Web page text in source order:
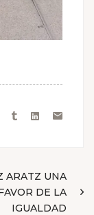
ARATZ UNA
DE LA
IGUALDAD